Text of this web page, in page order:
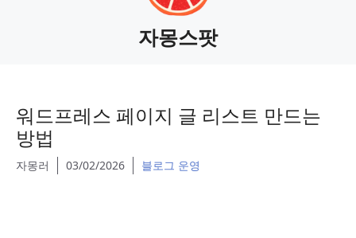
자몽스팟
워드프레스 페이지 글 리스트 만드는
방법
자몽러 03/02/2026 블로그 운영